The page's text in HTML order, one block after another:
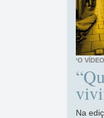
‘O
Na